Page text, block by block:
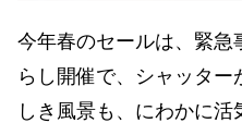
今年春のセールは、緊急
らし開催で、シャッタ
しき風景も、にわかに活